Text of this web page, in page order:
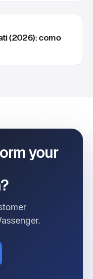
(2026): como
your